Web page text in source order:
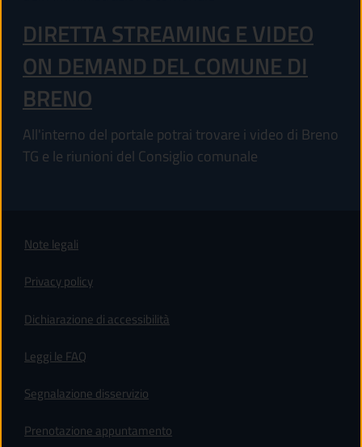
DIRETTA STREAMING E VIDEO
ON DEMAND DEL COMUNE DI
BRENO
All'interno del portale potrai trovare i video di Breno
TG e le riunioni del Consiglio comunale
Note legali
Privacy policy
Dichiarazione di accessibilità
Leggi le FAQ
Segnalazione disservizio
Prenotazione appuntamento